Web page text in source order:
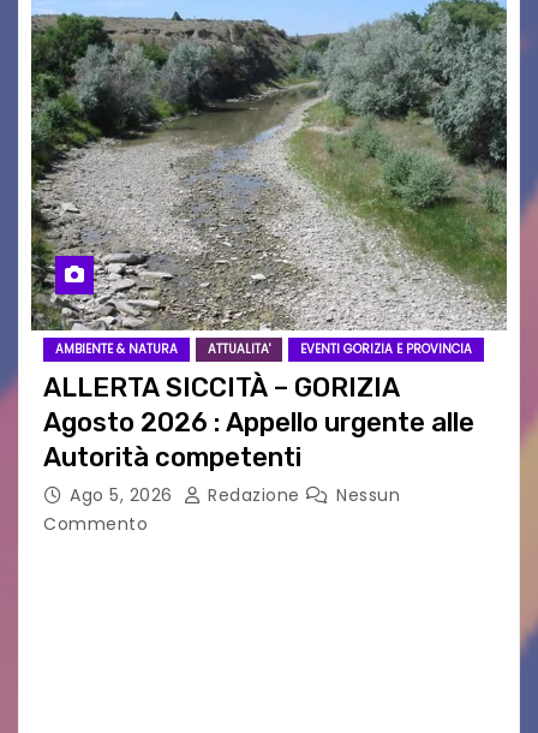
AMBIENTE & NATURA ATTUALITA' EVENTI GORIZIA E PROVINCIA
ALLERTA SICCITÀ – GORIZIA
Agosto 2026 : Appello urgente alle
Autorità competenti
Ago 5, 2026 Redazione
Nessun
Commento